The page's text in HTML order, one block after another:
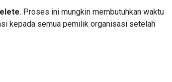
. Proses ini mungkin membutuhkan waktu
kepada semua pemilik organisasi setelah